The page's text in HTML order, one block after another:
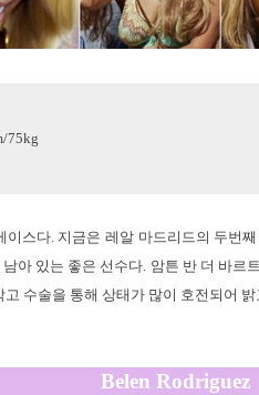
75kg
스다. 지금은 레알 마드리드의 두번
아 있는 좋은 선수다. 암튼 반 더 바
수술을 통해 상태가 많이 호전되어
Belen Rodriguez